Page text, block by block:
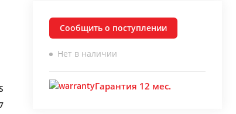
Сообщить о поступлении
Нет в наличии
Гарантия 12 мес.